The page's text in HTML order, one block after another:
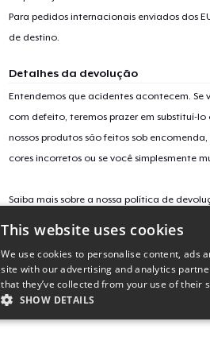
Para pedidos internacionais enviados dos
de destino.
Detalhes da devolução
Entendemos que acidentes acontecem.
com defeito, teremos prazer em substituí-
nossos produtos são feitos sob
cores incorretos ou se você simplesmente
Saiba mais sobre a nossa política de
Identificação da campanha
autumn-pumpkins-gourds
This website uses cookies
We use cookies to personalise content, ads
site with our advertising and analytics
that they’ve collected from your use of their
SHOW DETAILS